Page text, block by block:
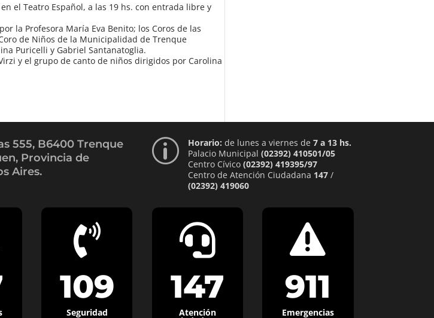
el Teatro Español, a las 19 hs. con entrada libre y
la Profesora María Eva Benito; los Coros de las
de Niños de la Municipalidad de Trenque
Puricelli y Gabriel Santanatoglia.
y el grupo de canto de niños dirigidos por Carolina
555, B6400 Trenque
Provincia de
Aires.
p Horario: de lunes a viernes de 7 a 13 hs.
Palacio Municipal (02392) 410501/05
Centro Cívico (02392) 419395/97
Centro de Atención Ciudadana 147/
(02392) 419060

109
Seguridad

147
Atención

911
Emergencias